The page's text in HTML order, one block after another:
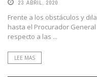
23 ABRIL, 2020
Frente a los obstáculos y
hasta el Procurador
respecto a las ...
LEE MAS